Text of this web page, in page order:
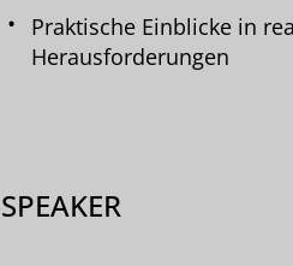
Praktische Einblicke in
Herausforderungen
SPEAKER